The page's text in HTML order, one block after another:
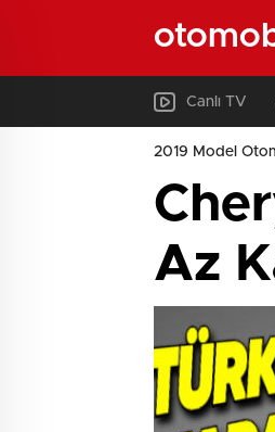
Canlı TV
2019 Model
Az